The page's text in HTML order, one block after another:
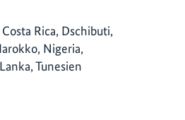
Rica, Dschibuti,
Nigeria,
Tunesien